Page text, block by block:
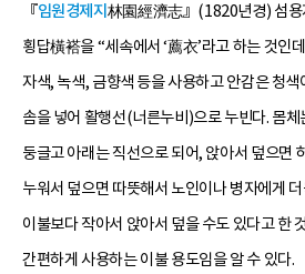
『임원경제지 林園經濟志』(1820년경) 섬
횡답橫褡을 “세속에서 ‘薦衣’라고 하는 것인
자색, 녹색, 금향색 등을 사용하고 안감은 청
솜을 넣어 활행선(너른누비)으로 누빈다. 몸
둥글고 아래는 직선으로 되어, 앉아서 덮으면
누워서 덮으면 따뜻해서 노인이나 병자에게
이불보다 작아서 앉아서 덮을 수도 있다고 한
간편하게 사용하는 이불 용도임을 알 수 있다.